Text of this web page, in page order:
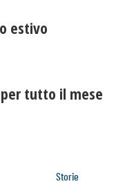
estivo
tutto il mese